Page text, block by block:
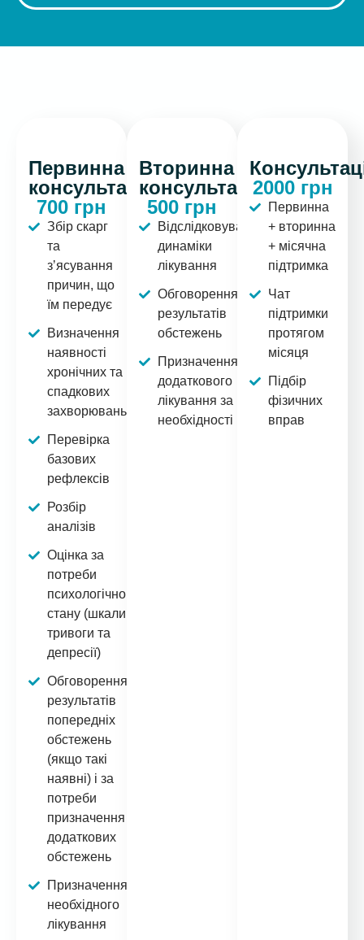
Первинна
консультація
700 грн
Збір скарг
та
зʼясування
причин, що
їм передує
Визначення
наявності
хронічних та
спадкових
захворювань
Перевірка
базових
рефлексів
Розбір
аналізів
Оцінка за
потреби
психологічного
стану (шкали
тривоги та
депресії)
Обговорення
результатів
попередніх
обстежень
(якщо такі
наявні) і за
потреби
призначення
додаткових
обстежень
Призначення
необхідного
лікування
Вторинна
консультація
500 грн
Відслідковування
динаміки
лікування
Обговорення
результатів
обстежень
Призначення
додаткового
лікування за
необхідності
2000 грн
Первинна
+ вторинна
+ місячна
підтримка
Чат
підтримки
протягом
місяця
Підбір
фізичних
вправ